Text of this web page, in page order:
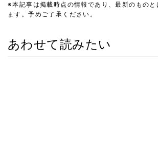
※本記事は掲載時点の情報であり、最新のものと
ます。予めご了承ください。
あわせて読みたい